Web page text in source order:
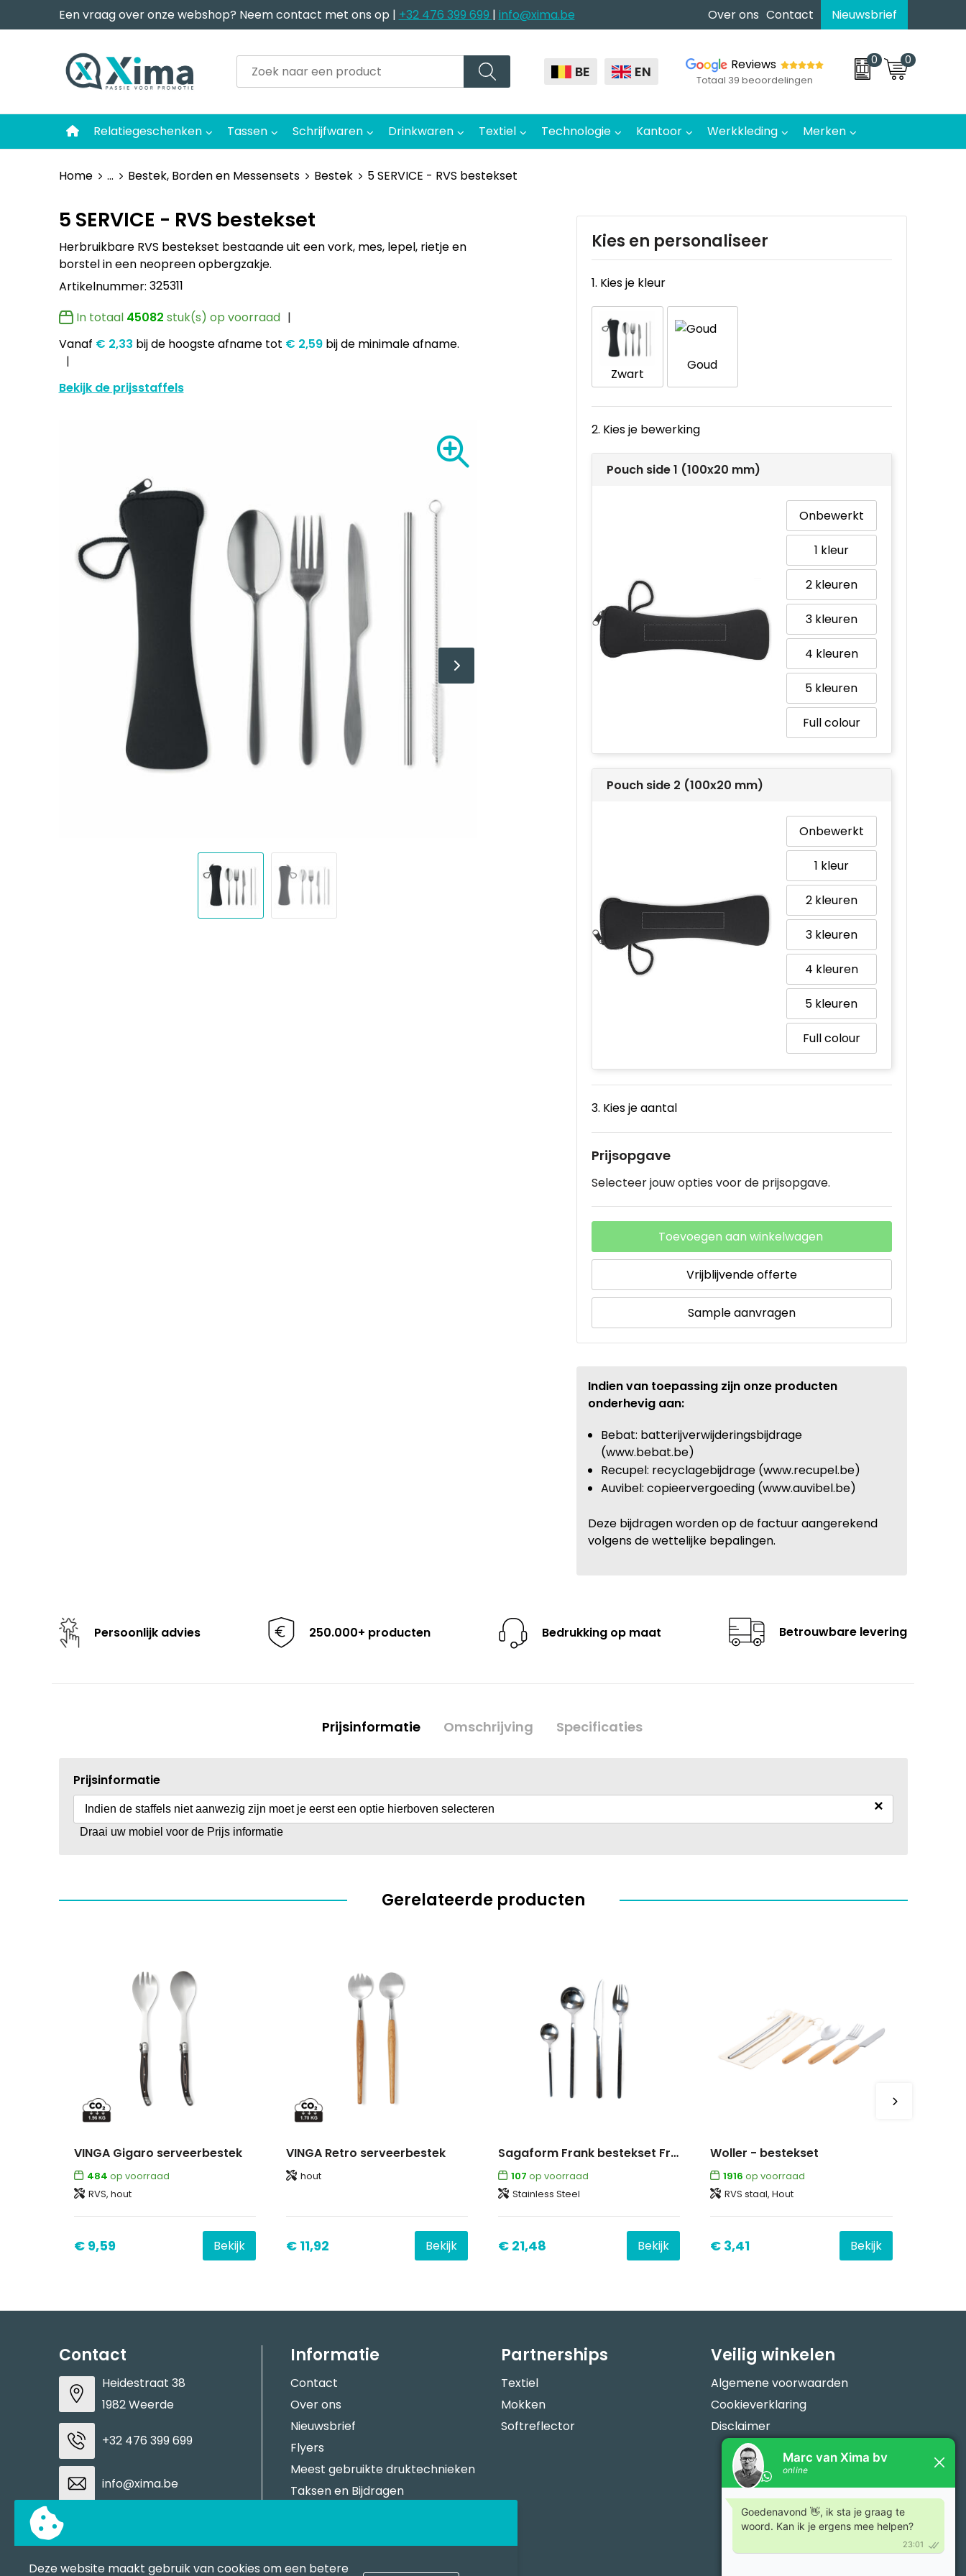
Een vraag over onze webshop? Neem contact met ons op | +32 476 399 699 | info@xima.be Over ons Contact Nieuwsbrief
BE EN Reviews
Totaal 39 beoordelingen
0 0
Relatiegeschenken Tassen Schrijfwaren Drinkwaren Textiel Technologie Kantoor Werkkleding Merken
Home ... Bestek, Borden en Messensets Bestek 5 SERVICE - RVS bestekset
5 SERVICE - RVS bestekset
Herbruikbare RVS bestekset bestaande uit een vork, mes, lepel, rietje en
borstel in een neopreen opbergzakje.
Artikelnummer: 325311
In totaal 45082 stuk(s) op voorraad
Vanaf € 2,33 bij de hoogste afnametot € 2,59 bij de minimale afname.
Bekijk de prijsstaffels
Kies en personaliseer
1. Kies je kleur
Zwart
Goud
2. Kies je bewerking
Pouch side 1 (100x20 mm)
Onbewerkt
1
2
3
4
5
Full colour
Pouch side 2 (100x20 mm)
Onbewerkt
1
2
3
4
5
Full colour
3. Kies je aantal
Prijsopgave
Selecteer jouw opties voor de prijsopgave.
Toevoegen aan winkelwagen
Vrijblijvende offerte
Sample aanvragen
Indien van toepassing zijn onze producten
onderhevig aan:
Bebat: batterijverwijderingsbijdrage
(www.bebat.be)
Recupel: recyclagebijdrage (www.recupel.be)
Auvibel: copieervergoeding (www.auvibel.be)
Deze bijdragen worden op de factuur aangerekend
volgens de wettelijke bepalingen.
Persoonlijk advies 250.000+ producten Bedrukking op maat Betrouwbare levering
Prijsinformatie Omschrijving Specificaties
Prijsinformatie
Indien de staffels niet aanwezig zijn moet je eerst een optie hierboven selecteren ×
Draai uw mobiel voor de Prijs informatie
Gerelateerde producten
VINGA Gigaro serveerbestek
484 op voorraad
RVS, hout
€ 9,59 Bekijk
VINGA Retro serveerbestek
hout
€ 11,92 Bekijk
Sagaform Frank bestekset Frank 16 st.
107 op voorraad
Stainless Steel
€ 21,48 Bekijk
Woller - bestekset
1916 op voorraad
RVS staal, Hout
€ 3,41 Bekijk
Contact
Heidestraat 38
1982 Weerde
+32 476 399 699
info@xima.be
Informatie
Contact
Over ons
Nieuwsbrief
Flyers
Meest gebruikte druktechnieken
Taksen en Bijdragen
Partnerships
Textiel
Mokken
Softreflector
Veilig winkelen
Algemene voorwaarden
Cookieverklaring
Disclaimer
Deze website maakt gebruik van cookies om een betere